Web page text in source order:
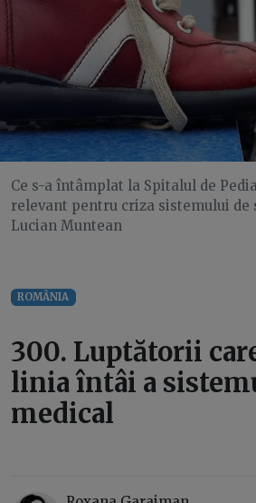
Ce s-a întâmplat la Spitalul de
relevant pentru criza sistemului de
Lucian Muntean
ROMÂNIA
300. Luptătorii
linia întâi a
medical